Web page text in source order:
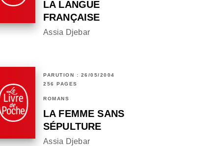
LA LANGUE
FRANÇAISE
Assia Djebar
PARUTION : 26/05/2004
256 PAGES
ROMANS
LA FEMME SANS
SÉPULTURE
Assia Djebar